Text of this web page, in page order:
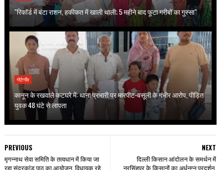
"रिकॉर्ड में बंटा राशन, हकीकत में खाली थाली; 5 महीने बाद फूटा गरीबों का गुस्सा"
गोटेगाँव
कानून के रखवाले कटघरे में: थाना प्रभारी पर मारपीट-वसूली के गंभीर आरोप, पीड़ित
युवक 48 घंटे से लापता
NEXT
दिल्ली किसान आंदोलन के समर्थन में
नरसिंहपुर के किसानों का अर्धनग्न प्रदर्शन,
PREVIOUS
मृगन्नाथ सेवा समिति के तत्वधान में किया जा
रहा सुंदरकांड पाठ का आयोजन, विधायक रहे